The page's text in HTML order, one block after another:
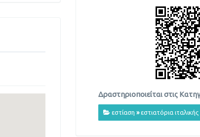
Δραστηριοποιείται στις
εστίαση »εστιατόρια